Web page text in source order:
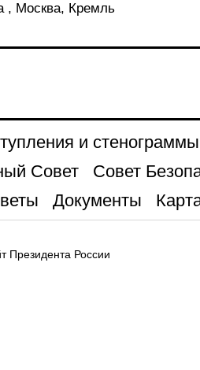
, Москва, Кремль
и стенограммы
Совет
Совет
Документы
Президента России